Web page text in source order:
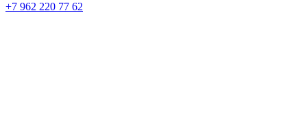
+7 962 220 77 62